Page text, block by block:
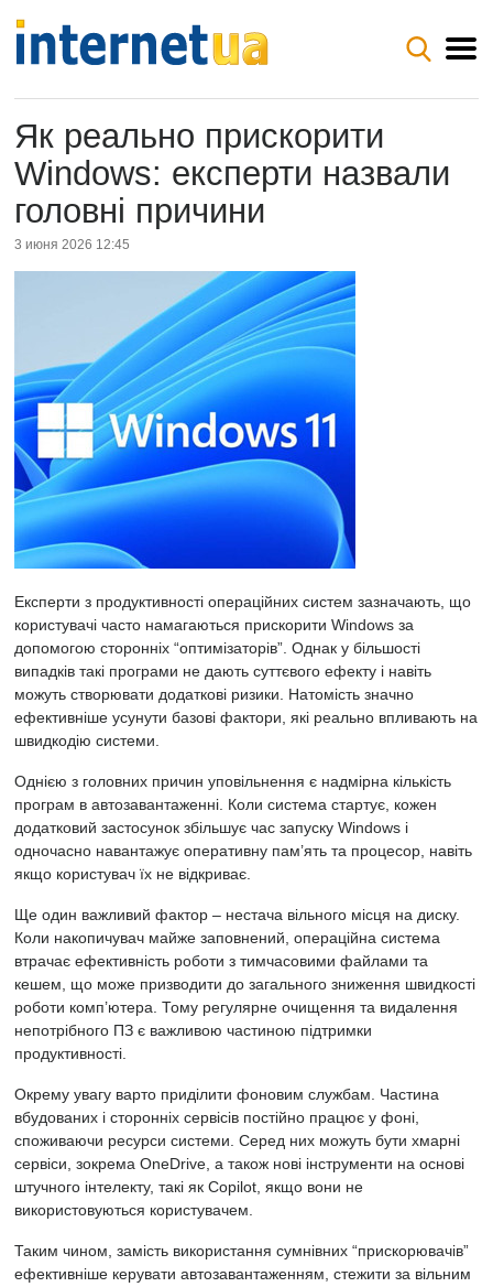
Як реально прискорити
Windows: експерти назвали
головні причини
3 июня 2026 12:45
Експерти з продуктивності операційних систем зазначають, що
користувачі часто намагаються прискорити Windows за
допомогою сторонніх “оптимізаторів”. Однак у більшості
випадків такі програми не дають суттєвого ефекту і навіть
можуть створювати додаткові ризики. Натомість значно
ефективніше усунути базові фактори, які реально впливають на
швидкодію системи.
Однією з головних причин уповільнення є надмірна кількість
програм в автозавантаженні. Коли система стартує, кожен
додатковий застосунок збільшує час запуску Windows і
одночасно навантажує оперативну пам’ять та процесор, навіть
якщо користувач їх не відкриває.
Ще один важливий фактор – нестача вільного місця на диску.
Коли накопичувач майже заповнений, операційна система
втрачає ефективність роботи з тимчасовими файлами та
кешем, що може призводити до загального зниження швидкості
роботи комп’ютера. Тому регулярне очищення та видалення
непотрібного ПЗ є важливою частиною підтримки
продуктивності.
Окрему увагу варто приділити фоновим службам. Частина
вбудованих і сторонніх сервісів постійно працює у фоні,
споживаючи ресурси системи. Серед них можуть бути хмарні
сервіси, зокрема OneDrive, а також нові інструменти на основі
штучного інтелекту, такі як Copilot, якщо вони не
використовуються користувачем.
Таким чином, замість використання сумнівних “прискорювачів”
ефективніше керувати автозавантаженням, стежити за вільним